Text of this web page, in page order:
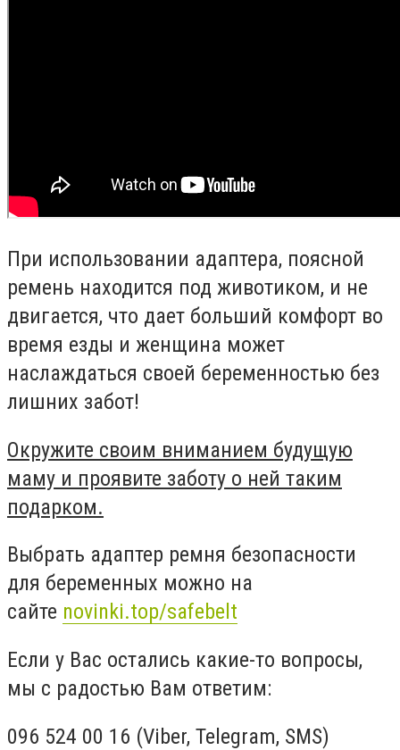
При использовании адаптера, поясной
ремень находится под животиком, и не
двигается, что дает больший комфорт во
время езды и женщина может
наслаждаться своей беременностью без
лишних забот!
Окружите своим вниманием будущую
маму и проявите заботу о ней таким
подарком.
Выбрать адаптер ремня безопасности
для беременных можно на
сайте novinki.top/safebelt
Если у Вас остались какие-то вопросы,
мы с радостью Вам ответим:
096 524 00 16 (Viber, Telegram, SMS)